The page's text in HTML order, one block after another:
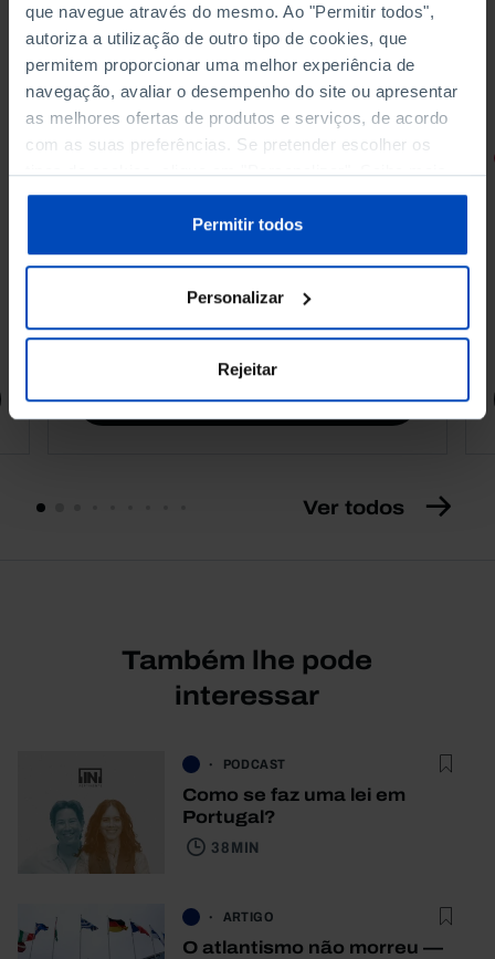
que navegue através do mesmo. Ao "Permitir todos",
autoriza a utilização de outro tipo de cookies, que
permitem proporcionar uma melhor experiência de
navegação, avaliar o desempenho do site ou apresentar
as melhores ofertas de produtos e serviços, de acordo
com as suas preferências. Se pretender escolher os
tipos de cookies, clique em "Personalizar". Saiba mais
sobre cookies através da gestão de preferências ou da
Política de Cookies.
Permitir todos
Personalizar
Rejeitar
Promessas do Futebol
4,50 € 5,00 € -10%
Comprar
Ver todos
Também lhe pode
interessar
PODCAST
Como se faz uma lei em
Portugal?
38 MIN
ARTIGO
O atlantismo não morreu —